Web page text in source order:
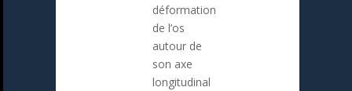
déformation
de l’os
autour de
son axe
longitudinal